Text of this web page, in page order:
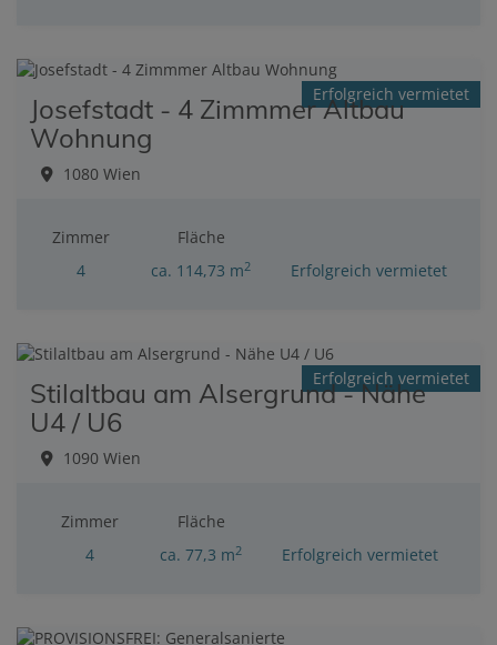
Erfolgreich vermietet
Josefstadt - 4 Zimmmer Altbau
Wohnung
1080 Wien
Zimmer
4
Fläche
ca. 114,73 m2 Erfolgreich vermietet
Erfolgreich vermietet
Stilaltbau am Alsergrund - Nähe
U4 / U6
1090 Wien
Zimmer
4
Fläche
ca. 77,3 m2 Erfolgreich vermietet